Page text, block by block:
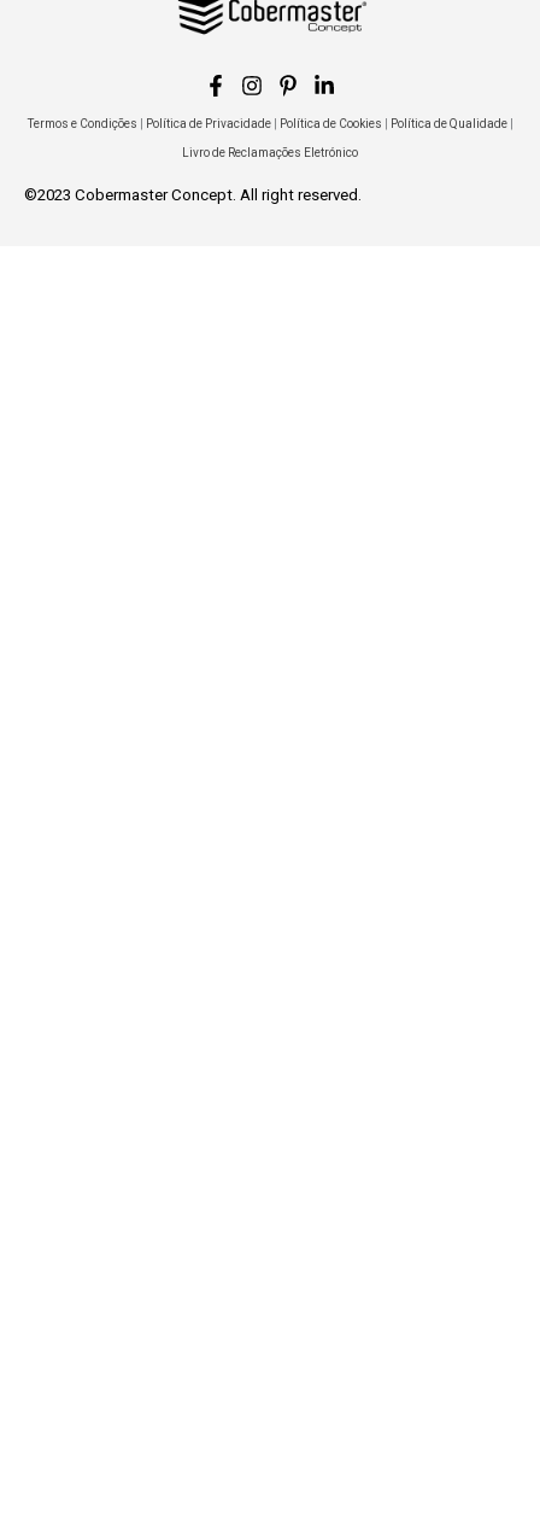
Termos e Condições Política de Privacidade| Política de Cookies Política de Qualidade|
Livro de Reclamações Eletrónico
©2023 Cobermaster Concept. All right reserved.